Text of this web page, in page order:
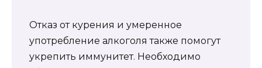
Отказ от курения и умеренное
употребление алкоголя также помогут
укрепить иммунитет. Необходимо